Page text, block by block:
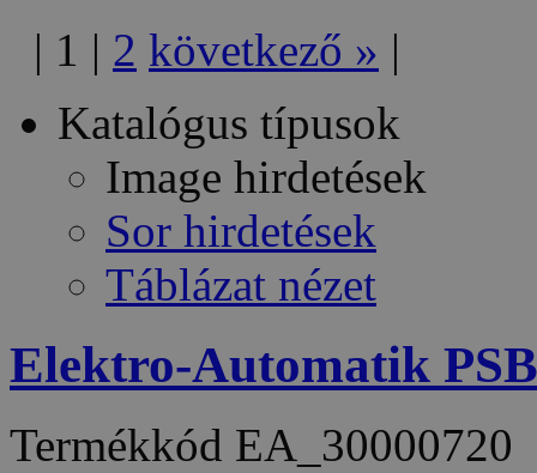
| 1 | 2 következő » |
Katalógus típusok
Image hirdetések
Sor hirdetések
Táblázat nézet
Elektro-Automatik
Termékkód EA_30000720